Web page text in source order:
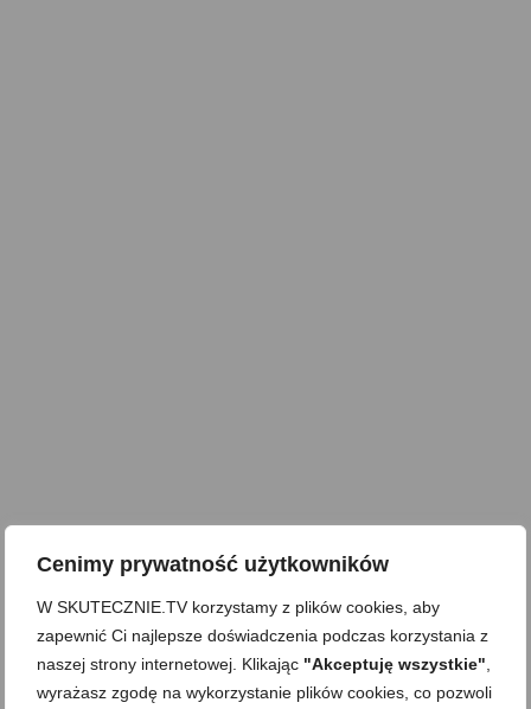
Cenimy prywatność użytkowników
W SKUTECZNIE.TV korzystamy z plików cookies, aby
zapewnić Ci najlepsze doświadczenia podczas korzystania z
naszej strony internetowej. Klikając "Akceptuję wszystkie"
wyrażasz zgodę na wykorzystanie plików cookies, co pozwoli